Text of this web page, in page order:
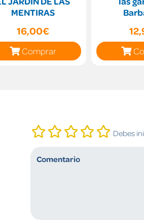
MENTIRAS
16,00€
Comprar
Debes